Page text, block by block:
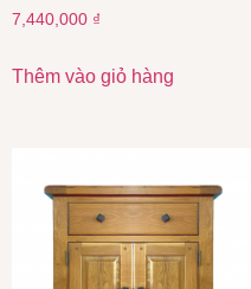
7,440,000 ₫
Thêm vào giỏ hàng